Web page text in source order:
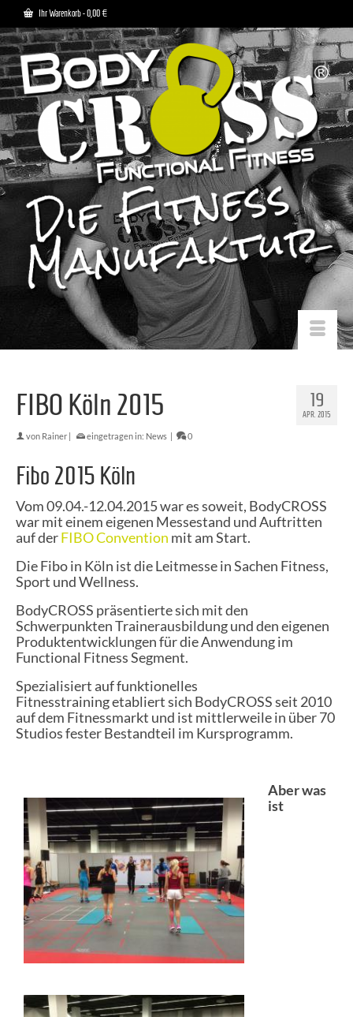
Ihr Warenkorb-0,00 €
19
APR. 2015
FIBO Köln 2015
von Rainer | eingetragen in: News | 0
Fibo 2015 Köln
Vom 09.04.-12.04.2015 war es soweit, BodyCROSS
war mit einem eigenen Messestand und Auftritten
auf derFIBO Convention mit am Start.
Die Fibo in Köln ist die Leitmesse in Sachen Fitness,
Sport und Wellness.
BodyCROSS präsentierte sich mit den
Schwerpunkten Trainerausbildung und den eigenen
Produktentwicklungen für die Anwendung im
Functional Fitness Segment.
Spezialisiert auf funktionelles
Fitnesstraining etabliert sich BodyCROSS seit 2010
auf dem Fitnessmarkt und ist mittlerweile in über 70
Studios fester Bestandteil im Kursprogramm.
Aber was
ist